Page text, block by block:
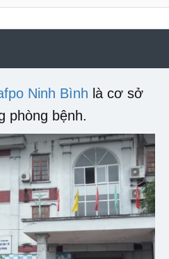
Ninh Bình là cơ sở
phòng bệnh.